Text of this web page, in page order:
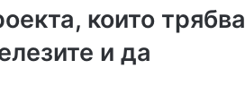
които трябва
и да